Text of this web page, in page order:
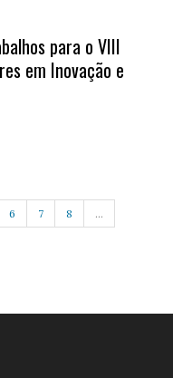
para o VIII
em Inovação e
6 7 8 ...